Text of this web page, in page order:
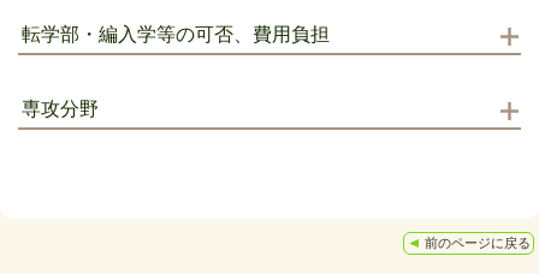
転学部・編入学等の可否、費用負担
専攻分野
前のページに戻る